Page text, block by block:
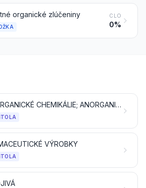
organické zlúčeniny CLO
0%
ANORGANICKÉ CHEMIKÁLIE; ANORGANICKÉ ALEBO ORGANICKÉ ZLÚČENINY DRAHÝCH KOVOV, KOVOV VZÁCNYCH ZEMÍN, RÁDIOAKTÍVNYCH PRVKOV ALEBO IZOTOPOV
VÝROBKY